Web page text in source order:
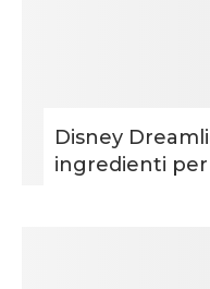
Disney
ingredienti